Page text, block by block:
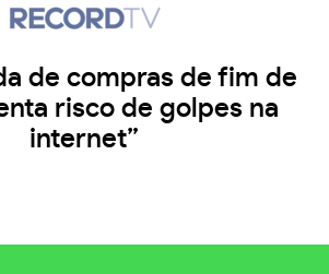
de compras de fim de
risco de golpes na
internet”